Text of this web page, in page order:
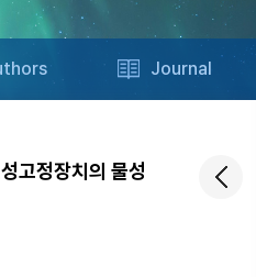
Journal
고정장치의 물성